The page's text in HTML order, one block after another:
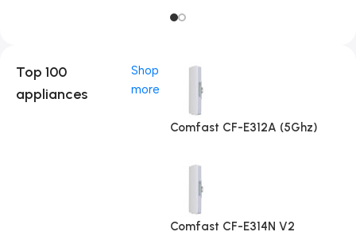
Top 100
appliances
Shop
more
Comfast CF-E312A (5Ghz)
Comfast CF-E314N V2